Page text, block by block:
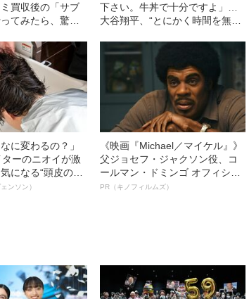
買収後の「サブ
てみたら、驚き
下さい。牛丼で十分ですよ」…
大谷翔平、“とにかく時間を無駄
に変わるの？」
ーのニオイが激
になる“頭皮のニ
き”を解消す
ンソン）
《映画『Michael／マイケル』》
父ジョセフ・ジャクソン役、コ
ールマン・ドミンゴ オフィシャ
ルインタビュー“観客を魅了した
PR（キノフィルムズ）